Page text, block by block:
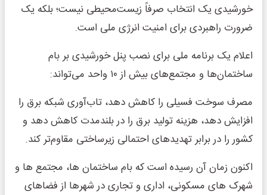
خورشیدی یک انتخاب صرفاً زیست‌محیطی نیست؛ بلکه یک
ضرورت راهبردی برای امنیت انرژی ملی است.
اعلام یک برنامه ملی برای نصب پنل خورشیدی بر بام
ساختمان‌ها و مجتمع‌های بیش از ۱۰ واحد می‌تواند:
مصرف سوخت فسیلی را کاهش دهد، تاب‌آوری شبکه برق را
افزایش دهد، هزینه تولید برق را در بلندمدت کاهش دهد و
کشور را در برابر تهدیدهای احتمالی زیرساختی مقاوم‌تر کند.
اکنون زمان آن رسیده است که بام‌ ساختمان ها، مجتمع ها و
شهرک های مسکونی، اداری و تجاری در شهرها از فضاهای